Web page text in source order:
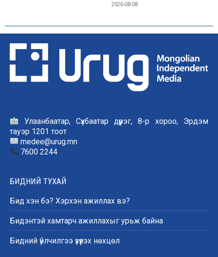
2026-08-08
Улаанбаатар, Сүхбаатар дүүрэг, 8-р хороо, Эрдэм
тауэр 1201 тоот
medee@urug.mn
7600 2244
БИДНИЙ ТУХАЙ
Бид хэн бэ? Хэрхэн ажиллах вэ?
Бидэнтэй хамтарч ажиллахыг урьж байна
Бидний үйлчилгээ үзүүлэх нөхцөл